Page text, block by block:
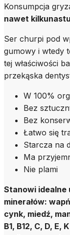
Konsumpcja
nawet
Ser churpi pod
gumowy i wtedy
tej właściwości
przekąska
W 100%
Bez
Bez
Łatwo się
Starcza na
Ma
Nie plami
Stanowi idealne
minerałów:
cynk, miedź,
B1, B12, C, D,